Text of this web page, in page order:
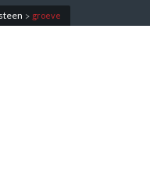
> groeve